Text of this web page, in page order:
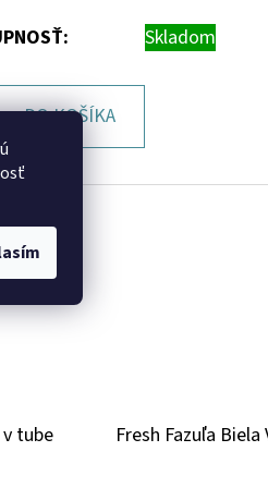
Skladom
DO KOŠÍKA
tube
Fresh Fazuľa Biela